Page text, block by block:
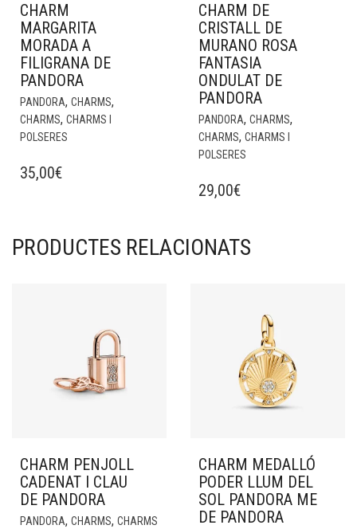
CHARM
MARGARITA
MORADA A
FILIGRANA DE
PANDORA
PANDORA, CHARMS,
CHARMS, CHARMS I
POLSERES
35,00€
CHARM DE
CRISTALL DE
MURANO ROSA
FANTASIA
ONDULAT DE
PANDORA
PANDORA, CHARMS,
CHARMS, CHARMS I
POLSERES
29,00€
PRODUCTES RELACIONATS
CHARM PENJOLL
CADENAT I CLAU
DE PANDORA
PANDORA, CHARMS, CHARMS
CHARM MEDALLÓ
PODER LLUM DEL
SOL PANDORA ME
DE PANDORA